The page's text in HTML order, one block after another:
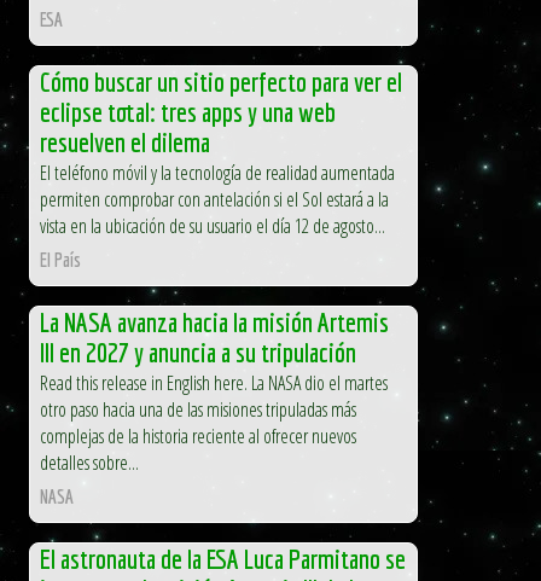
ESA
Cómo buscar un sitio perfecto para ver el
eclipse total: tres apps y una web
resuelven el dilema
El teléfono móvil y la tecnología de realidad aumentada
permiten comprobar con antelación si el Sol estará a la
vista en la ubicación de su usuario el día 12 de agosto...
El País
La NASA avanza hacia la misión Artemis
III en 2027 y anuncia a su tripulación
Read this release in English here. La NASA dio el martes
otro paso hacia una de las misiones tripuladas más
complejas de la historia reciente al ofrecer nuevos
detalles sobre...
NASA
El astronauta de la ESA Luca Parmitano se